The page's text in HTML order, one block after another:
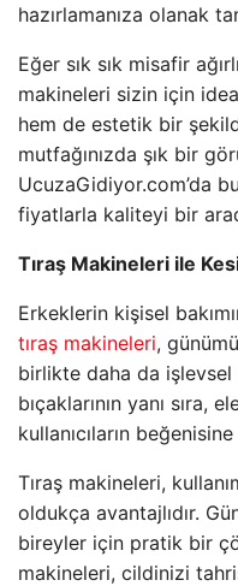
hazırlamanıza olanak
Eğer sık sık misafir
makineleri sizin için
hem de estetik bir
mutfağınızda şık bir
UcuzaGidiyor.com’da
fiyatlarla kaliteyi bir
Tıraş Makineleri ile
Erkeklerin kişisel
tıraş makineleri,
birlikte daha da işlevsel
bıçaklarının yanı sıra,
kullanıcıların
Tıraş makineleri,
oldukça avantajlıdır.
bireyler için pratik bir
makineleri, cildinizi